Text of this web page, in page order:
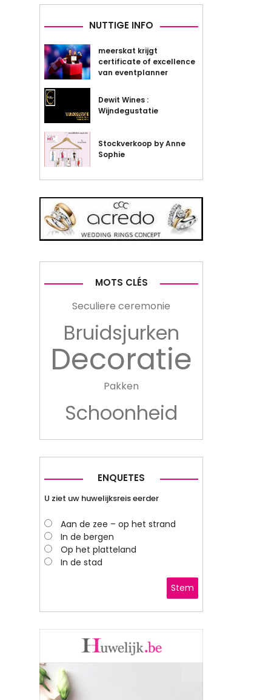
NUTTIGE INFO
meerskat krijgt
certificate of excellence
van eventplanner
Dewit Wines :
Wijndegustatie
Stockverkoop by Anne
Sophie
MOTS CLÉS
Seculiere ceremonie
Bruidsjurken
Decoratie
Pakken
Schoonheid
ENQUETES
U ziet uw huwelijksreis eerder
Aan de zee – op het strand
In de bergen
Op het platteland
In de stad
Stem